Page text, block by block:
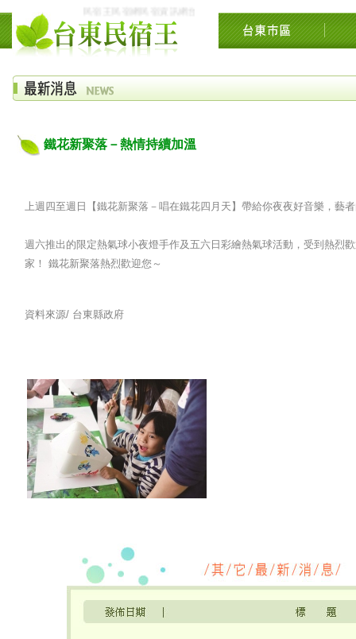
民宿王民宿網民宿資訊網台東花東花蓮綠島民宿住宿旅遊景點交
鐵花新聚落－熱情持續加溫
上週四至週日【鐵花新聚落－唱在鐵花四月天】帶給你夜夜好音樂，藝
週六推出的限定熱氣球小夜燈手作及五六日彩繪熱氣球活動，受到熱烈
家！ 鐵花新聚落熱烈歡迎您～
資料來源/ 台東縣政府